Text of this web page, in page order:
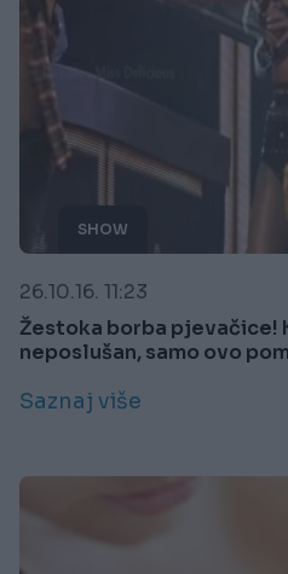
SHOW
26.10.16. 11:23
Žestoka borba pjevačice!
neposlušan, samo ovo
Saznaj više